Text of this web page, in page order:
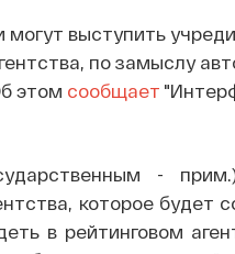
выступить
по замыслу
этом сообщает
-
которое будет
в рейтинговом